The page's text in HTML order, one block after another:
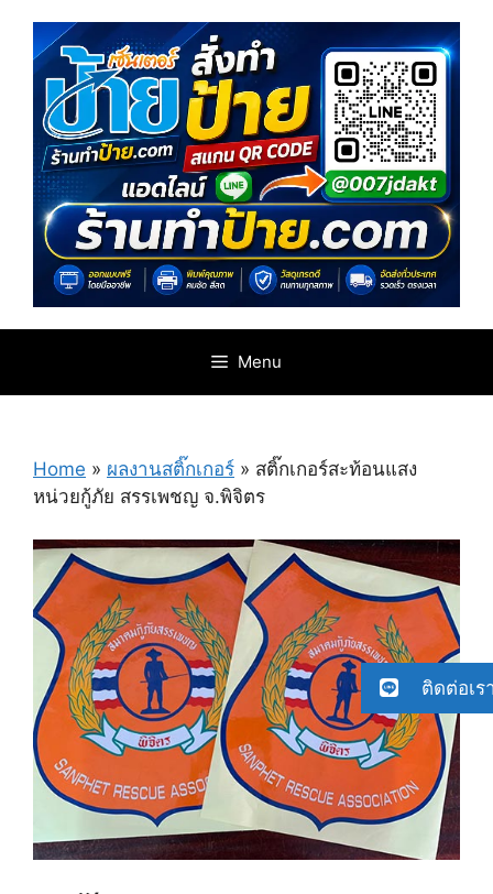
content
Menu
Home » ผลงานสติ๊กเกอร์ » สติ๊กเกอร์สะท้อนแสง
หน่วยกู้ภัย สรรเพชญ จ.พิจิตร
ติดต่อเร